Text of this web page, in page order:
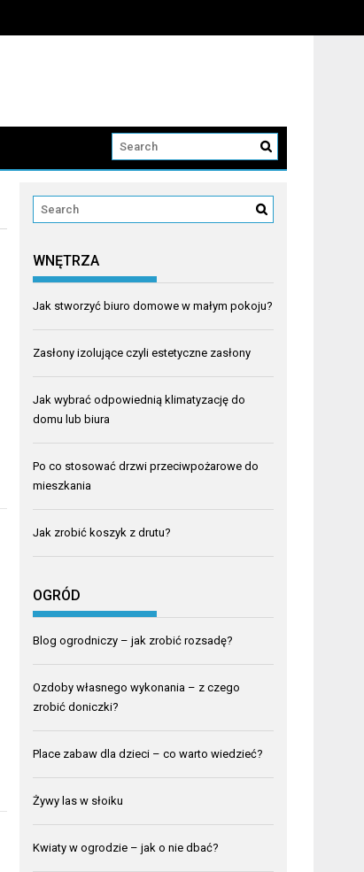
WNĘTRZA
Jak stworzyć biuro domowe w małym pokoju?
Zasłony izolujące czyli estetyczne zasłony
Jak wybrać odpowiednią klimatyzację do
domu lub biura
Po co stosować drzwi przeciwpożarowe do
mieszkania
Jak zrobić koszyk z drutu?
OGRÓD
Blog ogrodniczy – jak zrobić rozsadę?
Ozdoby własnego wykonania – z czego
zrobić doniczki?
Place zabaw dla dzieci – co warto wiedzieć?
Żywy las w słoiku
Kwiaty w ogrodzie – jak o nie dbać?